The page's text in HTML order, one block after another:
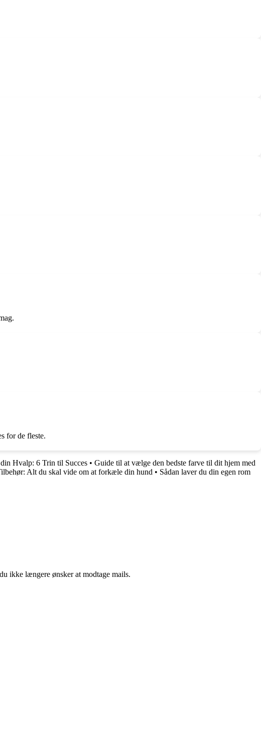
for de fleste.
Hvalp: 6 Trin til Succes • Guide til at vælge den bedste farve til dit hjem med
Alt du skal vide om at forkæle din hund • Sådan laver du din egen rom
ikke længere ønsker at modtage mails.